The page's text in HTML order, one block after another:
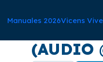
Manuales 2026Vicens
|
Ali
(AUDIO